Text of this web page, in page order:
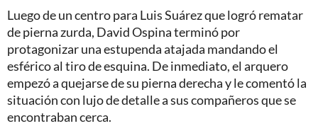
Luego de un centro para Luis Suárez que logró rematar
de pierna zurda, David Ospina terminó por
protagonizar una estupenda atajada mandando el
esférico al tiro de esquina. De inmediato, el arquero
empezó a quejarse de su pierna derecha y le comentó la
situación con lujo de detalle a sus compañeros que se
encontraban cerca.